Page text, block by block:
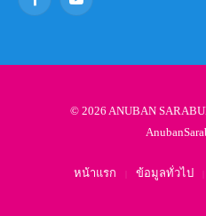
FacebookYouTube
© 2026 ANUBAN
หน้าแรก ข้อมูลทั่วไป